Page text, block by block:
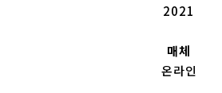
2021
매체
온라인